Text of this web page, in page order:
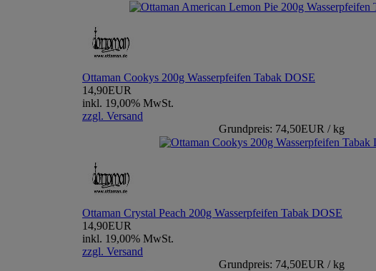
Ottaman Cookys 200g Wasserpfeifen Tabak DOSE
14,90EUR
inkl. 19,00% MwSt.
zzgl. Versand
Grundpreis: 74,50EUR / kg
Ottaman Crystal Peach 200g Wasserpfeifen Tabak DOSE
14,90EUR
inkl. 19,00% MwSt.
zzgl. Versand
Grundpreis: 74,50EUR / kg